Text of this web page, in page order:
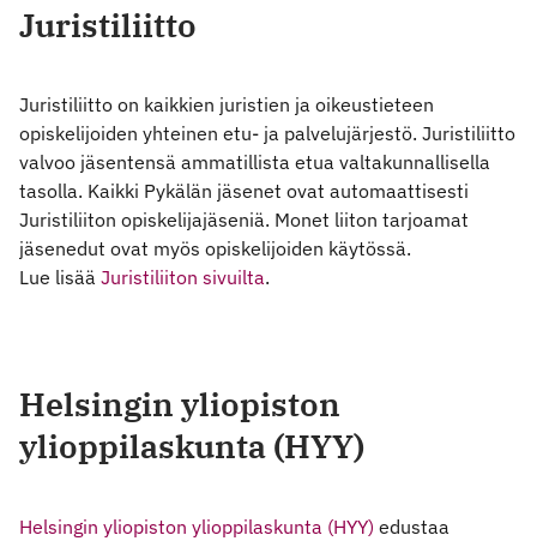
Juristiliitto
Juristiliitto on kaikkien juristien ja oikeustieteen
opiskelijoiden yhteinen etu- ja palvelujärjestö. Juristiliitto
valvoo jäsentensä ammatillista etua valtakunnallisella
tasolla. Kaikki Pykälän jäsenet ovat automaattisesti
Juristiliiton opiskelijajäseniä. Monet liiton tarjoamat
jäsenedut ovat myös opiskelijoiden käytössä.
Lue lisää Juristiliiton sivuilta.
Helsingin yliopiston
ylioppilaskunta (HYY)
Helsingin yliopiston ylioppilaskunta (HYY) edustaa